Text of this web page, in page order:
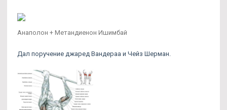
Анаполон + Метандиенон Ишимбай
Дал поручение джаред Вандераа и Чейз Шерман.